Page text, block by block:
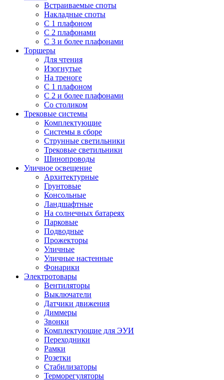
Встраиваемые споты
Накладные споты
С 1 плафоном
С 2 плафонами
С 3 и более плафонами
Торшеры
Для чтения
Изогнутые
На треноге
С 1 плафоном
С 2 и более плафонами
Со столиком
Трековые системы
Комплектующие
Системы в сборе
Струнные светильники
Трековые светильники
Шинопроводы
Уличное освещение
Архитектурные
Грунтовые
Консольные
Ландшафтные
На солнечных батареях
Парковые
Подводные
Прожекторы
Уличные
Уличные настенные
Фонарики
Электротовары
Вентиляторы
Выключатели
Датчики движения
Диммеры
Звонки
Комплектующие для ЭУИ
Переходники
Рамки
Розетки
Стабилизаторы
Терморегуляторы